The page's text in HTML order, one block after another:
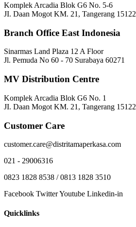
Komplek Arcadia Blok G6 No. 5-6
JI. Daan Mogot KM. 21, Tangerang 15122
Branch Office East Indonesia
Sinarmas Land Plaza 12 A Floor
Jl. Pemuda No 60 - 70 Surabaya 60271
MV Distribution Centre
Komplek Arcadia Blok G6 No. 1
JI. Daan Mogot KM. 21, Tangerang 15122
Customer Care
customer.care@distritamaperkasa.com
021 - 29006316
0823 1828 8538 / 0813 1828 3510
Facebook TwitterYoutube Linkedin-in
Quicklinks